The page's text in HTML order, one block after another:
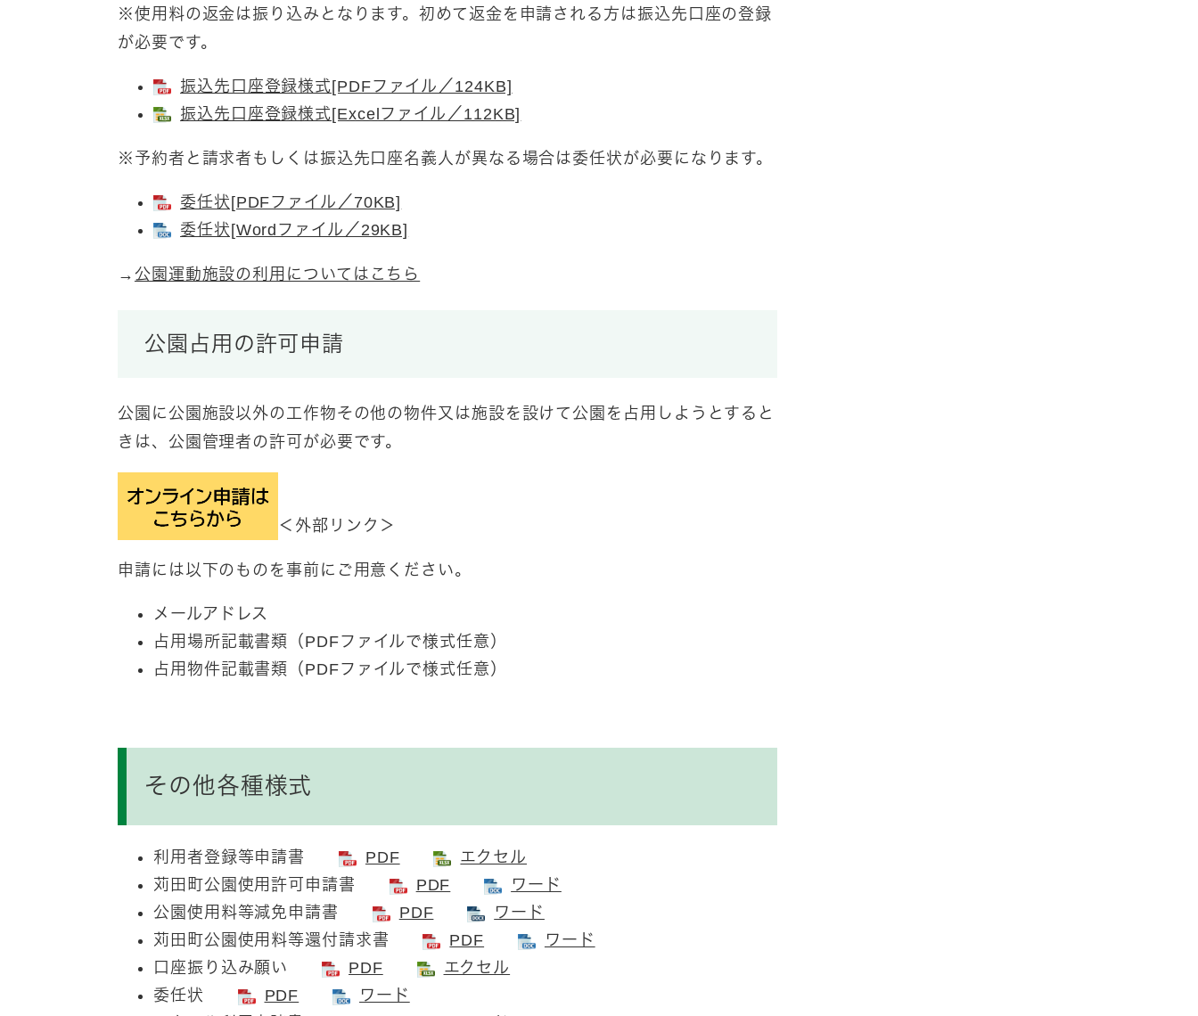
※使用料の返金は振り込みとなります。初めて返金を申請される方は振込先口座の登録
が必要です。
振込先口座登録様式[PDFファイル／124KB]
振込先口座登録様式[Excelファイル／112KB]
※予約者と請求者もしくは振込先口座名義人が異なる場合は委任状が必要になります。
委任状[PDFファイル／70KB]
委任状[Wordファイル／29KB]
→ 公園運動施設の利用についてはこちら
公園占用の許可申請
公園に公園施設以外の工作物その他の物件又は施設を設けて公園を占用しようとすると
きは、公園管理者の許可が必要です。
＜外部リンク＞
申請には以下のものを事前にご用意ください。
メールアドレス
占用場所記載書類（PDFファイルで様式任意）
占用物件記載書類（PDFファイルで様式任意）
その他各種様式
利用者登録等申請書 PDF
エクセル
苅田町公園使用許可申請書
PDF
ワード
公園使用料等減免申請書
PDF
ワード
苅田町公園使用料等還付請求書
PDF
ワード
口座振り込み願い
PDF
エクセル
委任状
PDF
ワード